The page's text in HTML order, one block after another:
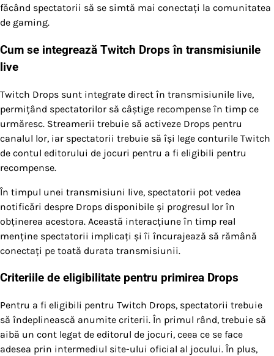
făcând spectatorii să se simtă mai conectați la comunitatea
de gaming.
Cum se integrează Twitch Drops în transmisiunile
live
Twitch Drops sunt integrate direct în transmisiunile live,
permițând spectatorilor să câștige recompense în timp ce
urmăresc. Streamerii trebuie să activeze Drops pentru
canalul lor, iar spectatorii trebuie să își lege conturile Twitch
de contul editorului de jocuri pentru a fi eligibili pentru
recompense.
În timpul unei transmisiuni live, spectatorii pot vedea
notificări despre Drops disponibile și progresul lor în
obținerea acestora. Această interacțiune în timp real
menține spectatorii implicați și îi încurajează să rămână
conectați pe toată durata transmisiunii.
Criteriile de eligibilitate pentru primirea Drops
Pentru a fi eligibili pentru Twitch Drops, spectatorii trebuie
să îndeplinească anumite criterii. În primul rând, trebuie să
aibă un cont legat de editorul de jocuri, ceea ce se face
adesea prin intermediul site-ului oficial al jocului. În plus,